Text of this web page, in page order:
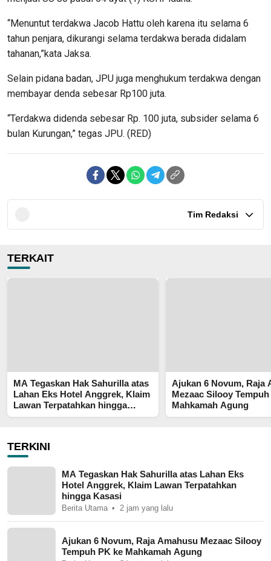
“Menuntut terdakwa Jacob Hattu oleh karena itu selama 6
tahun penjara, dikurangi selama terdakwa berada didalam
tahanan,”kata Jaksa.
Selain pidana badan, JPU juga menghukum terdakwa dengan
membayar denda sebesar Rp100 juta.
“Terdakwa didenda sebesar Rp. 100 juta, subsider selama 6
bulan Kurungan,” tegas JPU. (RED)
Tim Redaksi
TERKAIT
MA Tegaskan Hak Sahurilla atas
Lahan Eks Hotel Anggrek, Klaim
Lawan Terpatahkan hingga
Kasasi
Ajukan 6 Novum, Raja
Mezaac Silooy
Mahkamah Agung
TERKINI
MA Tegaskan Hak Sahurilla atas Lahan Eks
Hotel Anggrek, Klaim Lawan Terpatahkan
hingga Kasasi
Berita Utama 2 jam yang lalu
Ajukan 6 Novum, Raja Amahusu Mezaac Silooy
Tempuh PK ke Mahkamah Agung